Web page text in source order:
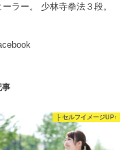
ラー。 少林寺拳法３段。
事
├ セルフイメージUP↑